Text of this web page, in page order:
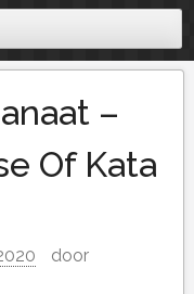
–
Of Kata
door